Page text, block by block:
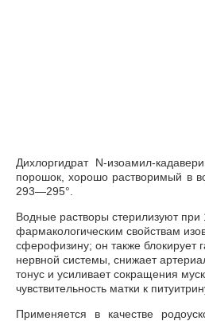
Дихлоргидрат N-изоамил-
порошок, хорошо растворимый в
293—295°.
Водные растворы стерилизуют при
фармакологическим свойствам
сферофизину; он также блокирует
нервной системы, снижает
тонус и усиливает сокращения
чувствительность матки к
Применяется в качестве